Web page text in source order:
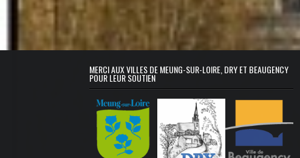
MERCI AUX VILLES DE MEUNG-SUR-LOIRE, DRY ET BEAUGENCY
POUR LEUR SOUTIEN